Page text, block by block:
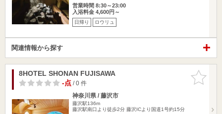
営業時間 8:30～23:00
入浴料金 4,600円～
日帰り ロウリュ
関連情報から探す
お気に入
りに追加
8HOTEL SHONAN FUJISAWA
-点/ 0 件
神奈川県 / 藤沢市
藤沢駅136m
藤沢駅南口より徒歩2分 藤沢ICより国道1号約15分